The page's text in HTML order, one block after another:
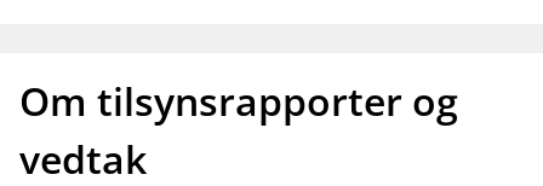
Om tilsynsrapporter og
vedtak